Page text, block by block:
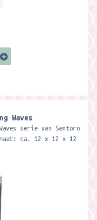
Waves
serie van Santoro
ca. 12 x 12 x 12